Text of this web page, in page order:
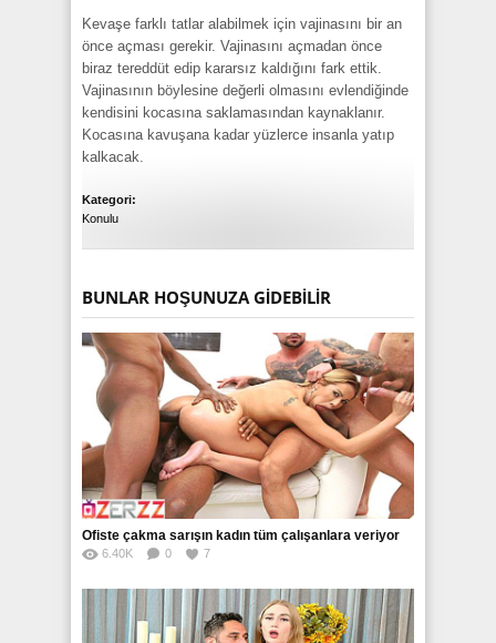
Kevaşe farklı tatlar alabilmek için vajinasını bir an
önce açması gerekir. Vajinasını açmadan önce
biraz tereddüt edip kararsız kaldığını fark ettik.
Vajinasının böylesine değerli olmasını evlendiğinde
kendisini kocasına saklamasından kaynaklanır.
Kocasına kavuşana kadar yüzlerce insanla yatıp
kalkacak.
Kategori:
Konulu
BUNLAR HOŞUNUZA GIDEBILIR
Ofiste çakma sarışın kadın tüm çalışanlara veriyor
6.40K 0 7